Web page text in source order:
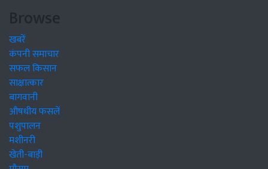
Browse
खबरें
कंपनी समाचार
सफल किसान
साक्षात्कार
बागवानी
औषधीय फसलें
पशुपालन
मशीनरी
खेती-बाड़ी